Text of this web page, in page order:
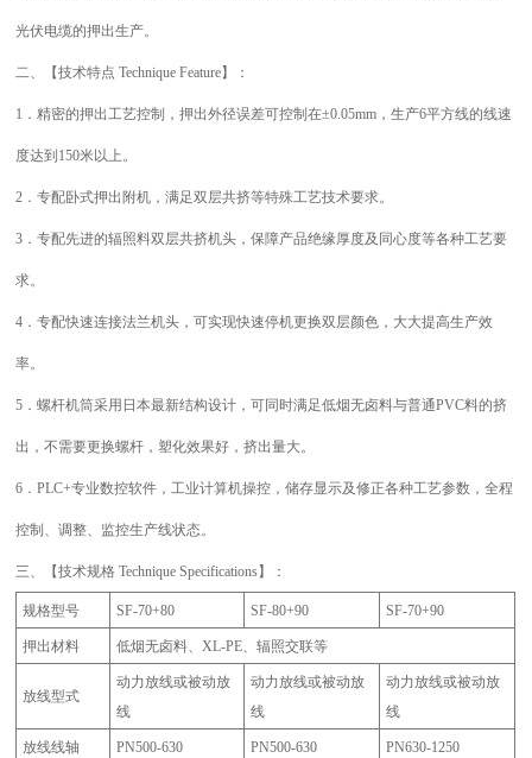
光伏电缆的押出生产。
二、 【技术特点 Technique Feature】：
1．精密的押出工艺控制，押出外径误差可控制在±0.05mm，生产6平方线的线速
度达到150米以上。
2．专配卧式押出附机，满足双层共挤等特殊工艺技术要求。
3．专配先进的辐照料双层共挤机头，保障产品绝缘厚度及同心度等各种工艺要
求。
4．专配快速连接法兰机头，可实现快速停机更换双层颜色，大大提高生产效
率。
5．螺杆机筒采用 日本最新结构设计，可同时满足低烟无卤料与普通PVC料的挤
出，不需要更换螺杆，塑化效果好，挤出量大。
6．PLC+专业数控软件，工业计算机操控，储存显示及修正各种工艺参数，全程
控制、调整、监控生产线状态。
三、 【技术规格 Technique Specifications】：
规格型号 SF-70+80 SF-80+90 SF-70+90
押出材料 低烟无卤料、XL-PE、辐照交联等
放线型式
动力放线或被动放
线
动力放线或被动放
线
动力放线或被动放
线
放线线轴 PN500-630 PN500-630 PN630-1250